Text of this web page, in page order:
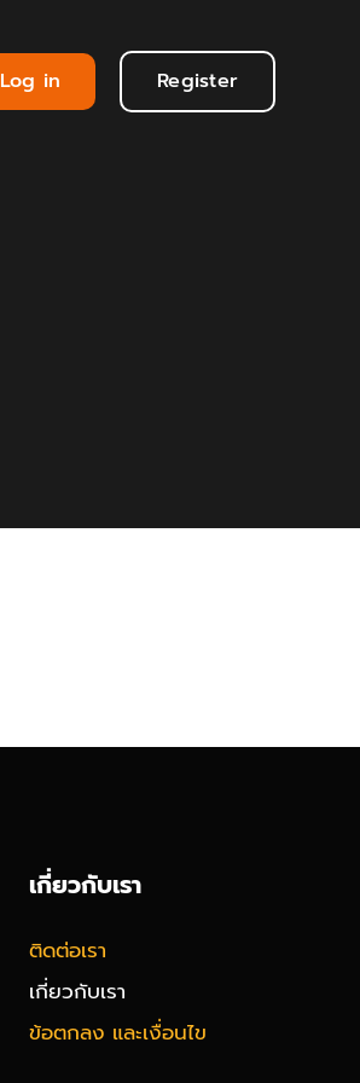
Log in Register
เกี่ยวกับเรา
ติดต่อเรา
เกี่ยวกับเรา
ข้อตกลง และเงื่อนไข